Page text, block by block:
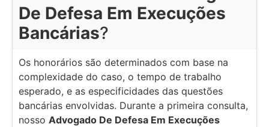
De Defesa Em Execuções
Bancárias?
Os honorários são determinados com base na
complexidade do caso, o tempo de trabalho
esperado, e as especificidades das questões
bancárias envolvidas. Durante a primeira consulta,
nosso Advogado De Defesa Em Execuções